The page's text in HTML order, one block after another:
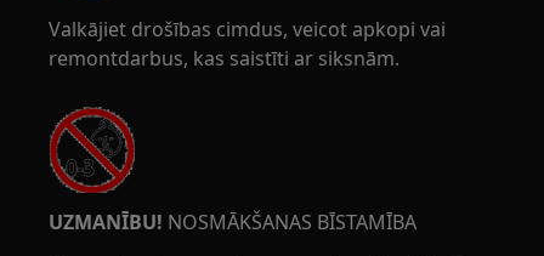
Valkājiet drošības cimdus, veicot apkopi vai
remontdarbus, kas saistīti ar siksnām.
UZMANĪBU! NOSMĀKŠANAS BĪSTAMĪBA